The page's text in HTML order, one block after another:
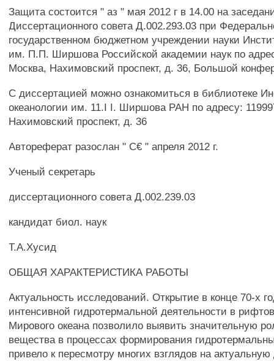
Защита состоится " аз " мая 2012 г в 14.00 на
Диссертационного совета Д.002.293.03 при
государственном бюджетном учреждении науки
им. П.П. Ширшова Российской академии наук по
Москва, Нахимовский проспект, д. 36, Большой
С диссертацией можно ознакомиться в библиотеке
океанологии им. 11.І I. Ширшова РАН по адресу:
Нахимовский проспект, д. 36
Автореферат разослан " С€ " апреля 2012 г.
Ученый секретарь
диссертационного совета Д.002.239.03
кандидат биол. наук
Т.А.Хусид
ОБЩАЯ ХАРАКТЕРИСТИКА РАБОТЫ
Актуальность исследований. Открытие в конце 70-х
интенсивной гидротермальной деятельности в
Мирового океана позволило выявить значительную
вещества в процессах формирования
привело к пересмотру многих взглядов на